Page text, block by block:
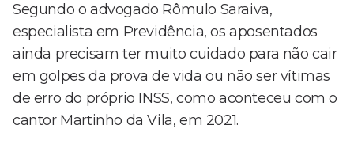
Segundo o advogado Rômulo Saraiva,
especialista em Previdência, os aposentados
ainda precisam ter muito cuidado para não cair
em golpes da prova de vida ou não ser vítimas
de erro do próprio INSS, como aconteceu com o
cantor Martinho da Vila, em 2021.